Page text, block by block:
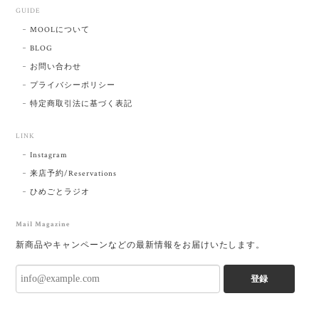
GUIDE
MOOLについて
BLOG
お問い合わせ
プライバシーポリシー
特定商取引法に基づく表記
LINK
Instagram
来店予約/Reservations
ひめごとラジオ
Mail Magazine
新商品やキャンペーンなどの最新情報をお届けいたします。
登録